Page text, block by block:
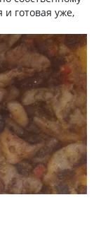
готовая уже,